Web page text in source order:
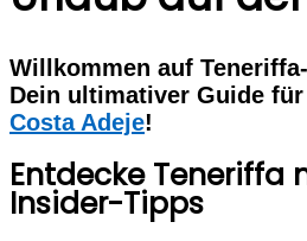
Willkommen auf
Dein ultimativer Guide für
Costa Adeje!
Entdecke Teneriffa
Insider-Tipps